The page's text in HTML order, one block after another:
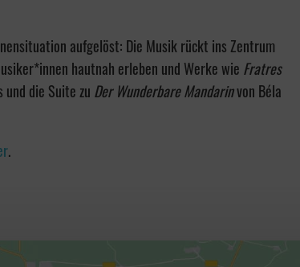
aufgelöst: Die Musik rückt ins Zentrum
hautnah erleben und Werke wie Fratres
und die Suite zu Der Wunderbare Mandarinvon Béla
.